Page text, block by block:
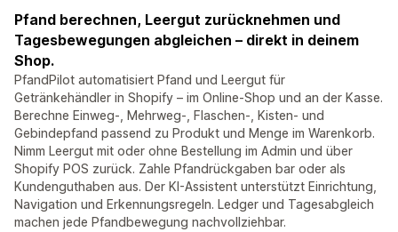
Pfand berechnen, Leergut zurücknehmen und
Tagesbewegungen abgleichen – direkt in deinem
Shop.
PfandPilot automatisiert Pfand und Leergut für
Getränkehändler in Shopify – im Online-Shop und an der Kasse.
Berechne Einweg-, Mehrweg-, Flaschen-, Kisten- und
Gebindepfand passend zu Produkt und Menge im Warenkorb.
Nimm Leergut mit oder ohne Bestellung im Admin und über
Shopify POS zurück. Zahle Pfandrückgaben bar oder als
Kundenguthaben aus. Der KI-Assistent unterstützt Einrichtung,
Navigation und Erkennungsregeln. Ledger und Tagesabgleich
machen jede Pfandbewegung nachvollziehbar.